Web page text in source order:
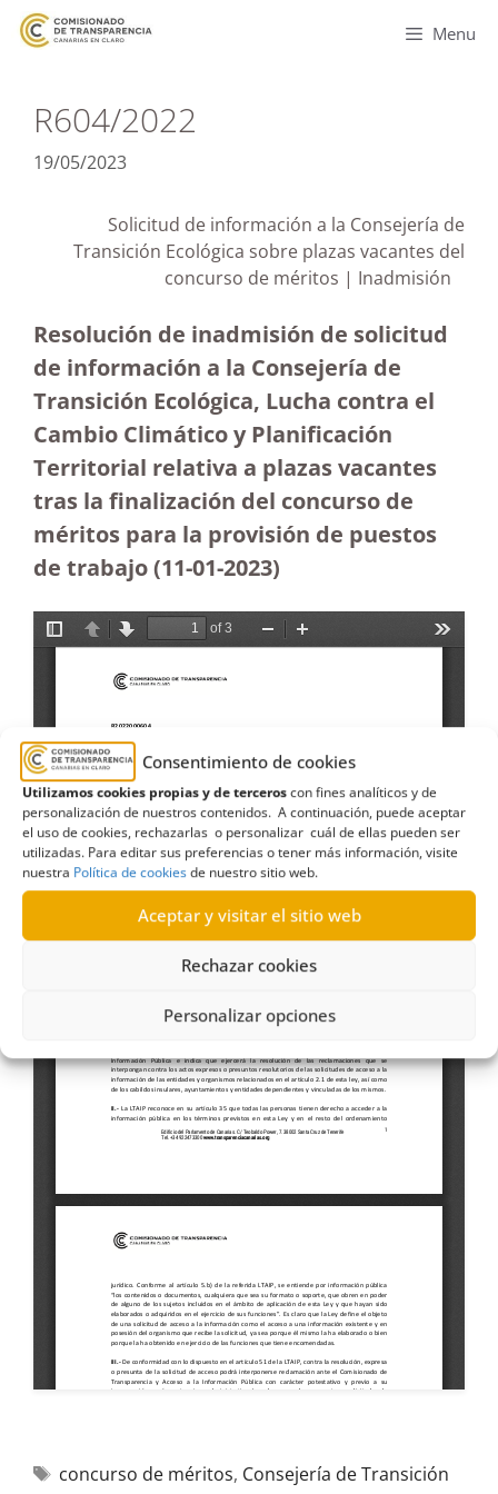
Consentimiento de cookies
Utilizamos cookies propias y de terceroscon fines analíticos y de
personalización de nuestros contenidos. A continuación, puede aceptar
el uso de cookies, rechazarlas o personalizar cuál de ellas pueden ser
utilizadas. Para editar sus preferencias o tener más información, visite
nuestra Política de cookiesde nuestro sitio web.
Aceptar y visitar el sitio web
Rechazar cookies
Personalizar opciones
Menu
R604/2022
19/05/2023
Solicitud de información a la Consejería de
Transición Ecológica sobre plazas vacantes del
concurso de méritos | Inadmisión
Resolución de inadmisión de solicitud
de información a la Consejería de
Transición Ecológica, Lucha contra el
Cambio Climático y Planificación
Territorial relativa a plazas vacantes
tras la finalización del concurso de
méritos para la provisión de puestos
de trabajo (11-01-2023)
concurso de méritos, Consejería de Transición